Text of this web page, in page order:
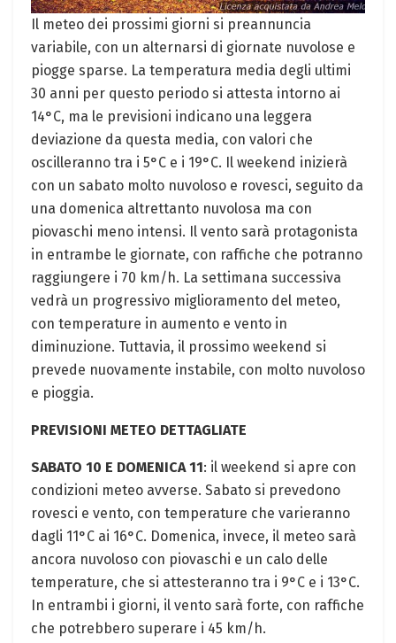
Il meteo dei prossimi giorni si preannuncia
variabile, con un alternarsi di giornate nuvolose e
piogge sparse. La temperatura media degli ultimi
30 anni per questo periodo si attesta intorno ai
14°C, ma le previsioni indicano una leggera
deviazione da questa media, con valori che
oscilleranno tra i 5°C e i 19°C. Il weekend inizierà
con un sabato molto nuvoloso e rovesci, seguito da
una domenica altrettanto nuvolosa ma con
piovaschi meno intensi. Il vento sarà protagonista
in entrambe le giornate, con raffiche che potranno
raggiungere i 70 km/h. La settimana successiva
vedrà un progressivo miglioramento del meteo,
con temperature in aumento e vento in
diminuzione. Tuttavia, il prossimo weekend si
prevede nuovamente instabile, con molto nuvoloso
e pioggia.
PREVISIONI METEO DETTAGLIATE
SABATO 10 E DOMENICA 11: il weekend si apre con
condizioni meteo avverse. Sabato si prevedono
rovesci e vento, con temperature che varieranno
dagli 11°C ai 16°C. Domenica, invece, il meteo sarà
ancora nuvoloso con piovaschi e un calo delle
temperature, che si attesteranno tra i 9°C e i 13°C.
In entrambi i giorni, il vento sarà forte, con raffiche
che potrebbero superare i 45 km/h.